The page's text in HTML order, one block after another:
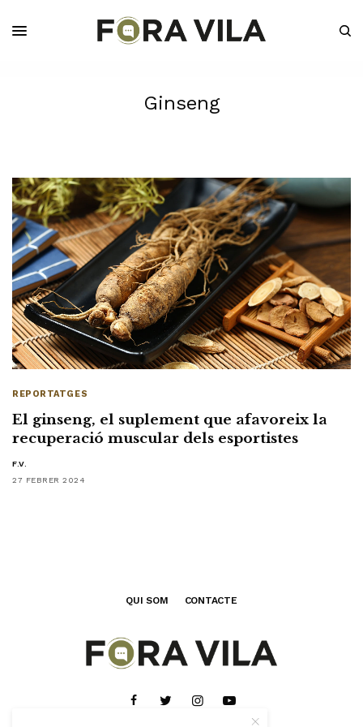
Ginseng
REPORTATGES
El ginseng, el suplement que afavoreix la
recuperació muscular dels esportistes
F.V.
27 FEBRER 2024
QUI SOM CONTACTE